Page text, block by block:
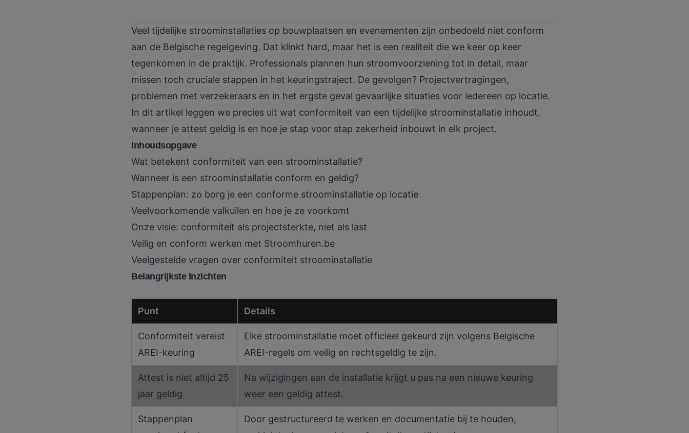
Veel tijdelijke stroominstallaties op bouwplaatsen en evenementen zijn onbedoeld niet conform
aan de Belgische regelgeving. Dat klinkt hard, maar het is een realiteit die we keer op keer
tegenkomen in de praktijk. Professionals plannen hun stroomvoorziening tot in detail, maar
missen toch cruciale stappen in het keuringstraject. De gevolgen? Projectvertragingen,
problemen met verzekeraars en in het ergste geval gevaarlijke situaties voor iedereen op locatie.
In dit artikel leggen we precies uit wat conformiteit van een tijdelijke stroominstallatie inhoudt,
wanneer je attest geldig is en hoe je stap voor stap zekerheid inbouwt in elk project.
Inhoudsopgave
Wat betekent conformiteit van een stroominstallatie?
Wanneer is een stroominstallatie conform en geldig?
Stappenplan: zo borg je een conforme stroominstallatie op locatie
Veelvoorkomende valkuilen en hoe je ze voorkomt
Onze visie: conformiteit als projectsterkte, niet als last
Veilig en conform werken met Stroomhuren.be
Veelgestelde vragen over conformiteit stroominstallatie
Belangrijkste Inzichten
Punt Details
Conformiteit vereist
AREI-keuring
Elke stroominstallatie moet officieel gekeurd zijn volgens Belgische
AREI-regels om veilig en rechtsgeldig te zijn.
Attest is niet altijd 25
jaar geldig
Na wijzigingen aan de installatie krijgt u pas na een nieuwe keuring
weer een geldig attest.
Stappenplan
Door gestructureerd te werken en documentatie bij te houden,